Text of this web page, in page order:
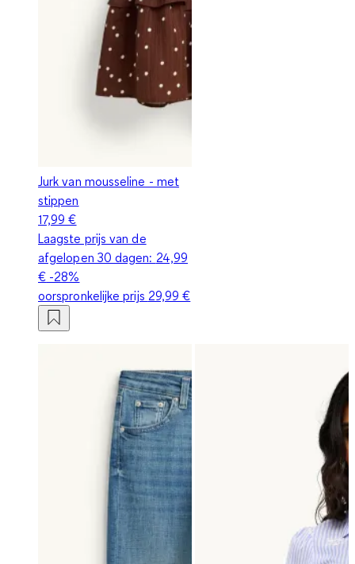
Jurk van mousseline - met
stippen
17,99 €
Laagste prijs van de
afgelopen 30 dagen: 24,99
€ -28%
oorspronkelijke prijs 29,99 €